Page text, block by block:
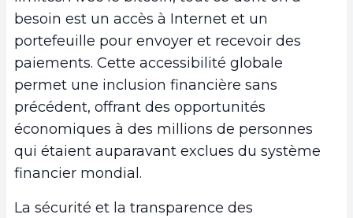
besoin est un accès à Internet et un
portefeuille pour envoyer et recevoir des
paiements. Cette accessibilité globale
permet une inclusion financière sans
précédent, offrant des opportunités
économiques à des millions de personnes
qui étaient auparavant exclues du système
financier mondial.
La sécurité et la transparence des